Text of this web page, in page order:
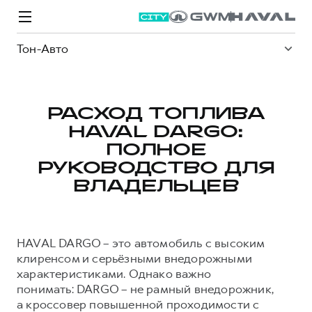
Тон-Авто
M6
от 2 049 000 ₽
JOLION
от 2 049 000 ₽
Покупателям
ВЫБОР И ПОКУПКА
Конфигуратор HAVAL
Аксессуары HAVAL
Каталоги и прайс-листы
Владельцам
Запись на сервис
Моторное масло
Стоимость ТО
Спецпредложения
СПЕЦПРЕДЛОЖЕНИЯ
Владельцам
Новости
О GWM
ИНФОРМАЦИЯ О ДИЛЕРЕ
РАСХОД ТОПЛИВА
HAVAL DARGO:
ПОЛНОЕ
РУКОВОДСТВО ДЛЯ
ВЛАДЕЛЬЦЕВ
HAVAL DARGO – это автомобиль с высоким
клиренсом и серьёзными внедорожными
характеристиками. Однако важно
понимать: DARGO – не рамный внедорожник,
а кроссовер повышенной проходимости с